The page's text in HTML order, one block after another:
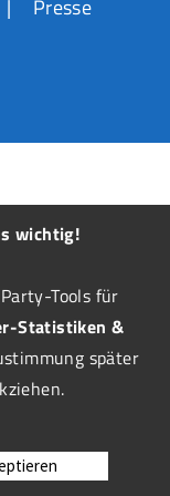
Presse
wichtig!
Tools für
Statistiken &
später